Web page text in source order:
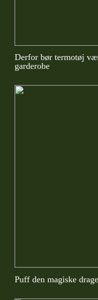
Derfor bør termotøj
garderobe
Puff den magiske